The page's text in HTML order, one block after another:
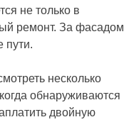
не только в
ремонт. За фасадом
пути.
несколько
обнаруживаются
двойную